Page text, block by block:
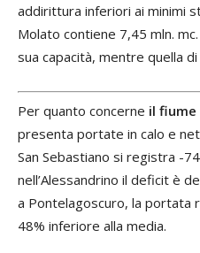
addirittura inferiori ai minimi
Molato contiene 7,45 mln.
sua capacità, mentre quella
Per quanto concerne il fiume
presenta portate in calo e
San Sebastiano si registra -
nell’Alessandrino il deficit è
a Pontelagoscuro, la portata
48% inferiore alla media.